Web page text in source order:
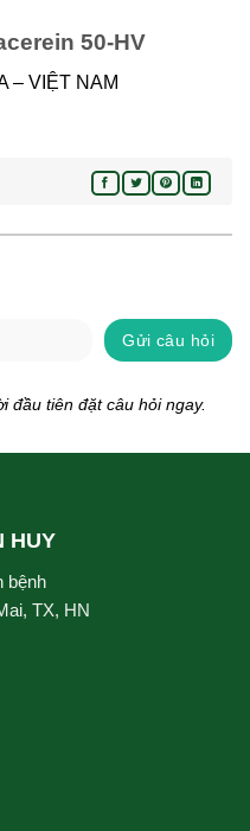
50-HV
– VIỆT NAM
Gửi câu hỏi
đầu tiên đặt câu hỏi ngay.
HUY
bệnh
TX, HN